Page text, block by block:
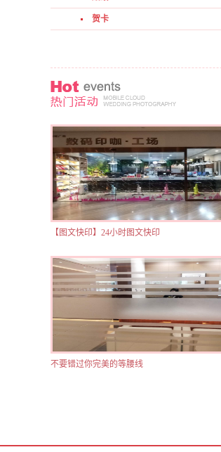
贺卡
【图文快印】24小时图文快印
不要错过你完美的等腰线